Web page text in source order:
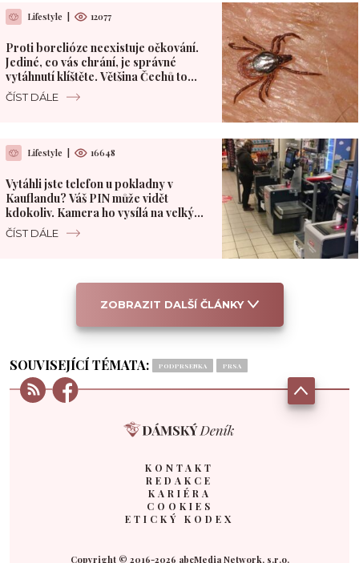
Lifestyle 12077
Proti borelióze neexistuje očkování.
Jediné, co vás chrání, je správné
vytáhnutí klíštěte. Většina Čechů to
dělá špatně
ČÍST DÁLE
Lifestyle 16648
Vytáhli jste telefon u pokladny v
Kauflandu? Váš PIN může vidět
kdokoliv. Kamera ho vysílá na velký
monitor
ČÍST DÁLE
ZOBRAZIT DALŠÍ ČLÁNKY
SOUVISEJÍCÍ TÉMATA: PODPRSENKA PRSA
KONTAKT
REDAKCE
KARIÉRA
COOKIES
ETICKÝ KODEX
Copyright © 2016-2026 abcMedia Network, s.r.o.